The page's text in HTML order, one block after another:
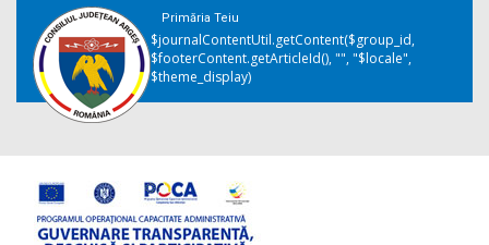
Primăria Teiu
$journalContentUtil.getContent($group_id,
$footerContent.getArticleId(), "", "$locale",
$theme_display)